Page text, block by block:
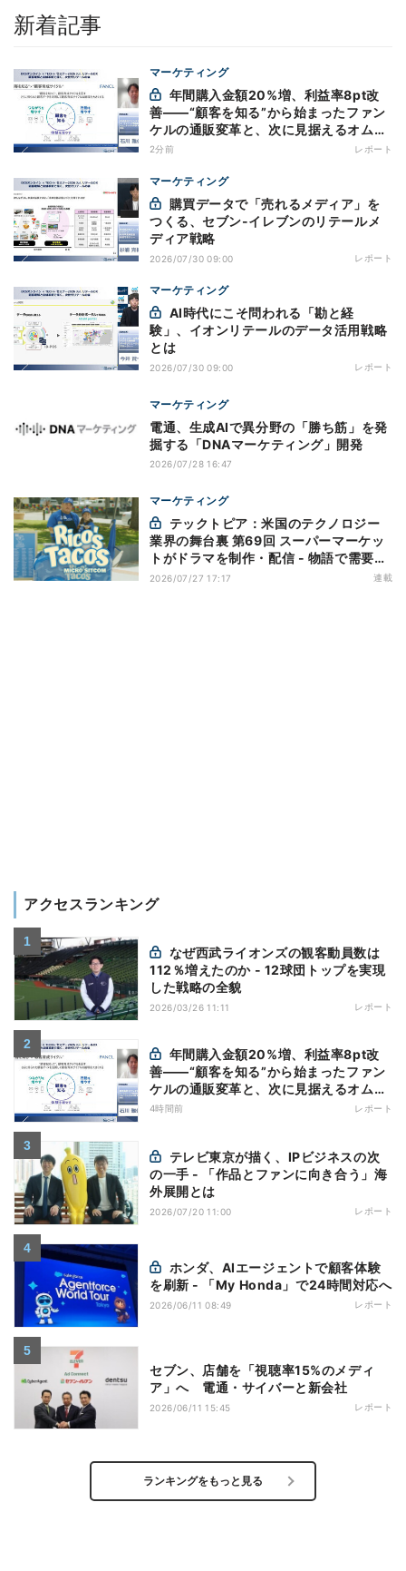
新着記事
マーケティング
善——“顧客を知る”から始まったファン
ケルの通販変革と、次に見据えるオムニ
チャネル
2分前 レポート
マーケティング
つくる、セブン-イレブンのリテールメ
ディア戦略
2026/07/30 09:00 レポート
マーケティング
験」、イオンリテールのデータ活用戦略
とは
2026/07/30 09:00 レポート
マーケティング
電通、生成AIで異分野の「勝ち筋」を発
掘する「DNAマーケティング」開発
2026/07/28 16:47
マーケティング
業界の舞台裏 第69回 スーパーマーケッ
トがドラマを制作・配信 - 物語で需要を
演出する小売メディア
2026/07/27 17:17 連載
アクセスランキング
112％増えたのか - 12球団トップを実現
した戦略の全貌
2026/03/26 11:11 レポート
善——“顧客を知る”から始まったファン
ケルの通販変革と、次に見据えるオムニ
チャネル
4時間前 レポート
の一手 - 「作品とファンに向き合う」海
外展開とは
2026/07/20 11:00 レポート
を刷新 - 「My Honda」で24時間対応へ
2026/06/11 08:49 レポート
セブン、店舗を「視聴率15%のメディ
ア」へ 電通・サイバーと新会社
2026/06/11 15:45 レポート
ランキングをもっと見る